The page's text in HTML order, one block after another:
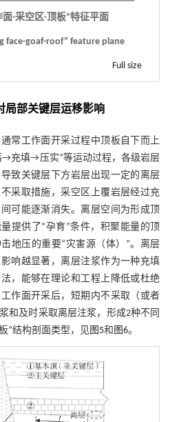
面-采空区-顶板”特征平面
face-goaf-roof” feature plane
Full size
局部关键层运移影响
常工作面开采过程中顶板自下而上
充填→压实”等运动过程，各级岩层
致关键层下方岩层出现一定的离层
不采取措施，采空区上覆岩层经过充
可能逐渐消失。离层空间为形成顶
提供了“孕育”条件，积聚能量的顶
地压的重要“灾害源（体）”。离层
响越显著，离层注浆作为一种充填
，能够在理论和工程上降低或杜绝
作面开采后，短期内不采取（或者
和及时采取离层注浆，形成2种不同
”结构剖面类型，见图5和 图6。